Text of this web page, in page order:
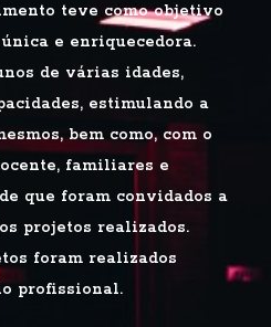
teve como objetivo
e enriquecedora.
de várias idades,
estimulando a
bem como, com o
familiares e
que foram convidados a
projetos realizados.
foram realizados
profissional.